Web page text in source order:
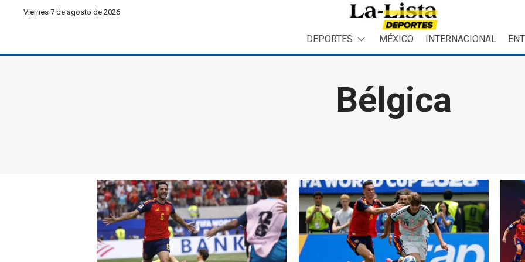
Viernes 7 de agosto de 2026
DEPORTES MÉXICO INTERNACIONAL
Bélgica